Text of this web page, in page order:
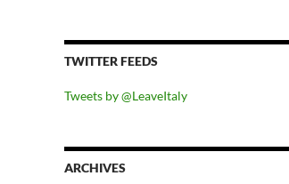
TWITTER FEEDS
Tweets by @LeaveItaly
ARCHIVES